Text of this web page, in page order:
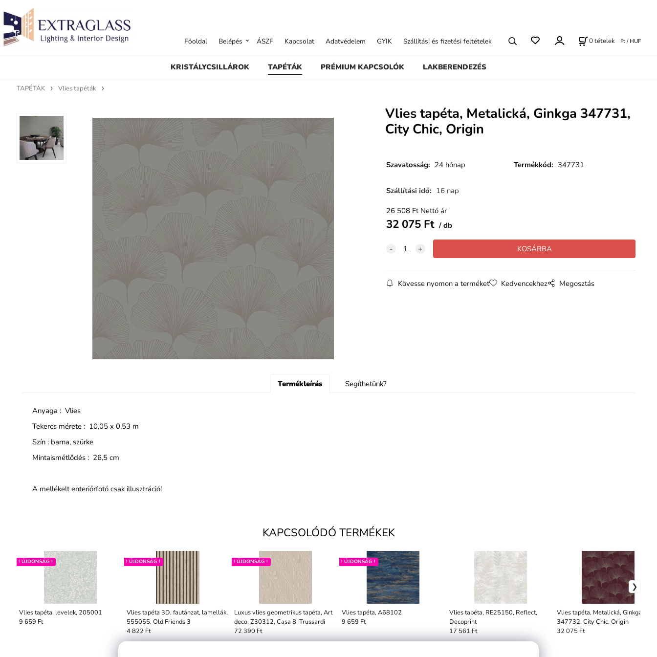
KRISTÁLYCSILLÁROK TAPÉTÁK PRÉMIUM KAPCSOLÓK LAKBERENDEZÉS
Főoldal Belépés ÁSZF Kapcsolat Adatvédelem GYIK Szállítási és fizetési feltételek 0tételek Ft / HUF
TAPÉTÁK Vlies tapéták
Vlies tapéta, Metalická, Ginkga 347731,
City Chic, Origin
Szavatosság: 24 hónap Termékkód: 347731
Szállítási idő: 16 nap
26 508Ft Nettó ár
32 075Ft db
Kövesse nyomon a terméket Kedvencekhez Megosztás
Termékleírás Segíthetünk?
Anyaga : Vlies
Tekercs mérete : 10,05 x 0,53 m
Szín : barna, szürke
Mintaismétlődés : 26,5 cm
A mellékelt enteriőrfotó csak illusztráció!
KAPCSOLÓDÓ TERMÉKEK
Vlies tapéta, levelek, 205001
! ÚJDONSÁG !
9 659 Ft
Vlies tapéta 3D, fautánzat, lamellák,
555055, Old Friends 3
! ÚJDONSÁG !
4 822 Ft
Luxus vlies geometrikus tapéta, Art
deco, Z30312, Casa 8, Trussardi
! ÚJDONSÁG !
72 390 Ft
Vlies tapéta, A68102
! ÚJDONSÁG !
9 659 Ft
Vlies tapéta, RE25150, Reflect,
Decoprint
17 561 Ft
Vlies tapéta, Metalická, Ginkga
347732, City Chic, Origin
32 075 Ft